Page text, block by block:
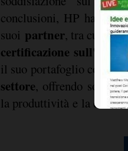
conclusioni, HP ha
suoi partner, tra cui una
certificazione sull'AI
.
il suo portafoglio con
settore, offrendo
la produttività e la